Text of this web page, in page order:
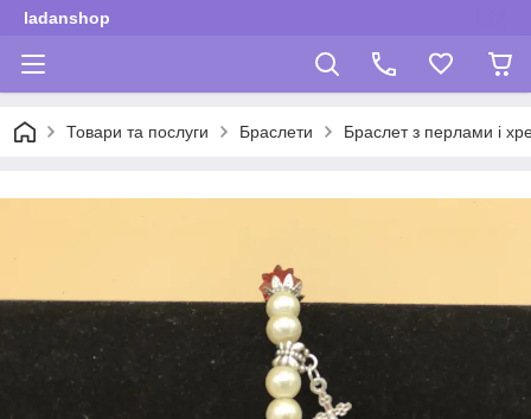
ladanshop
Товари та послуги Браслети Браслет з перлами і